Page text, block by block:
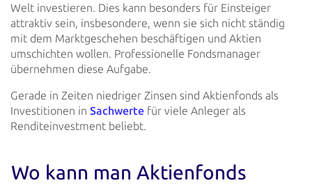
Welt investieren. Dies kann besonders für Einsteiger
attraktiv sein, insbesondere, wenn sie sich nicht ständig
mit dem Marktgeschehen beschäftigen und Aktien
umschichten wollen. Professionelle Fondsmanager
übernehmen diese Aufgabe.
Gerade in Zeiten niedriger Zinsen sind Aktienfonds als
Investitionen in Sachwerte für viele Anleger als
Renditeinvestment beliebt.
Wo kann man Aktienfonds